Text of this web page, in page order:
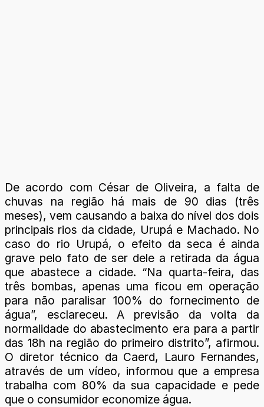
De acordo com César de Oliveira, a falta de
chuvas na região há mais de 90 dias (três
meses), vem causando a baixa do nível dos dois
principais rios da cidade, Urupá e Machado. No
caso do rio Urupá, o efeito da seca é ainda
grave pelo fato de ser dele a retirada da água
que abastece a cidade. “Na quarta-feira, das
três bombas, apenas uma ficou em operação
para não paralisar 100% do fornecimento de
água”, esclareceu. A previsão da volta da
normalidade do abastecimento era para a partir
das 18h na região do primeiro distrito”, afirmou.
O diretor técnico da Caerd, Lauro Fernandes,
através de um vídeo, informou que a empresa
trabalha com 80% da sua capacidade e pede
que o consumidor economize água.